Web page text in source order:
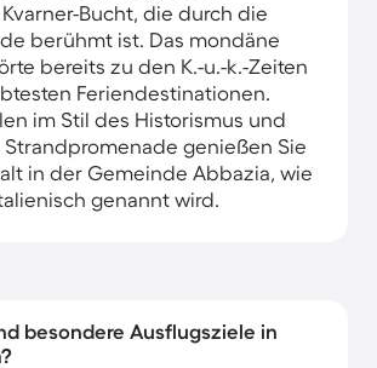
Bucht, die durch die
berühmt ist. Das mondäne
bereits zu den K.-u.-k.-Zeiten
Feriendestinationen.
im Stil des Historismus und
genießen Sie
in der Gemeinde Abbazia, wie
genannt wird.
besondere Ausflugsziele in